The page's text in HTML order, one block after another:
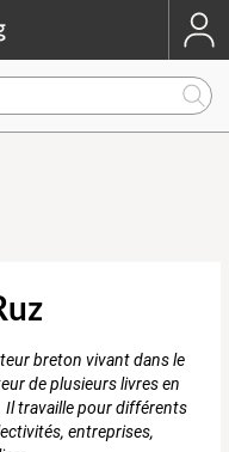
breton vivant dans le
de plusieurs livres en
Il travaille pour différents
entreprises,